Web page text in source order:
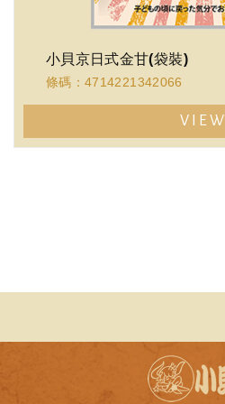
小貝京日式金甘(袋裝)
條碼：4714221342066
VIEW